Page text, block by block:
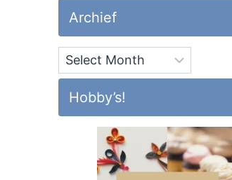
Archief
Archief
Hobby’s!